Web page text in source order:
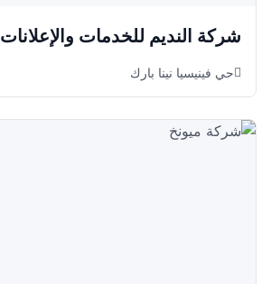
شركة النديم للخدمات والإعلانات
حي فينيسيا نينا بارك